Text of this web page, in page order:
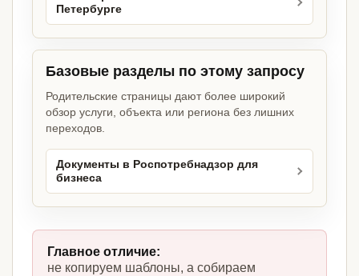
Петербурге
Базовые разделы по этому запросу
Родительские страницы дают более широкий
обзор услуги, объекта или региона без лишних
переходов.
Документы в Роспотребнадзор для
бизнеса
Главное отличие:
не копируем шаблоны, а собираем